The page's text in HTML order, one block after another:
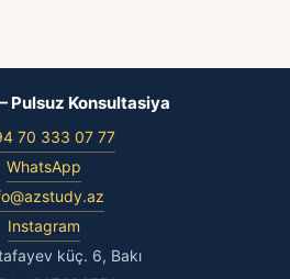
Pulsuz Konsultasiya
70 333 07 77
WhatsApp
Instagram
küç. 6, Bakı